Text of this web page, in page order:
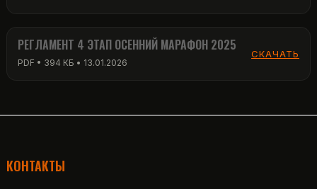
РЕГЛАМЕНТ 4 ЭТАП ОСЕННИЙ МАРАФОН 2025
PDF • 394 КБ • 13.01.2026
СКАЧАТЬ
КОНТАКТЫ